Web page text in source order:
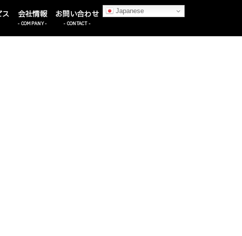
- COMPANY - - CONTACT -
Japanese